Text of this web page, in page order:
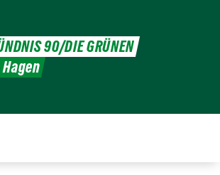
90/DIE GRÜNEN